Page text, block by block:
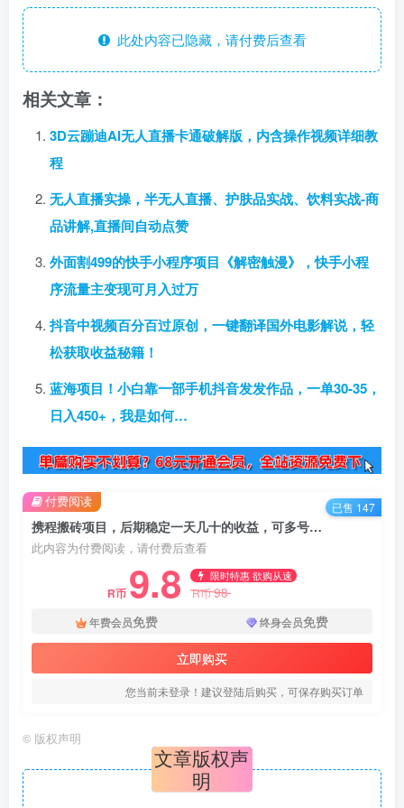
此处内容已隐藏，请付费后查看
相关文章：
3D云蹦迪AI无人直播卡通破解版，内含操作视频详细教
程
无人直播实操，半无人直播、护肤品实战、饮料实战-商
品讲解,直播间自动点赞
外面割499的快手小程序项目《解密触漫》，快手小程
序流量主变现可月入过万
抖音中视频百分百过原创，一键翻译国外电影解说，轻
松获取收益秘籍！
蓝海项目！小白靠一部手机抖音发发作品，一单30-35，
日入450+，我是如何…
携程搬砖项目，后期稳定一天几十的收益，可多号放大收益【视频课程】
此内容为付费阅读，请付费后查看
R币 9.8 限时特惠 欲购从速
R币98
年费会员免费 终身会员免费
立即购买
您当前未登录！建议登陆后购买，可保存购买订单
付费阅读 已售 147
© 版权声明
文章版权声
明